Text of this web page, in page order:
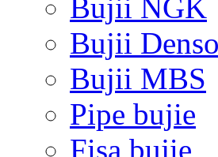
Bujii NGK
Bujii Denso
Bujii MBS
Pipe bujie
Fisa bujie